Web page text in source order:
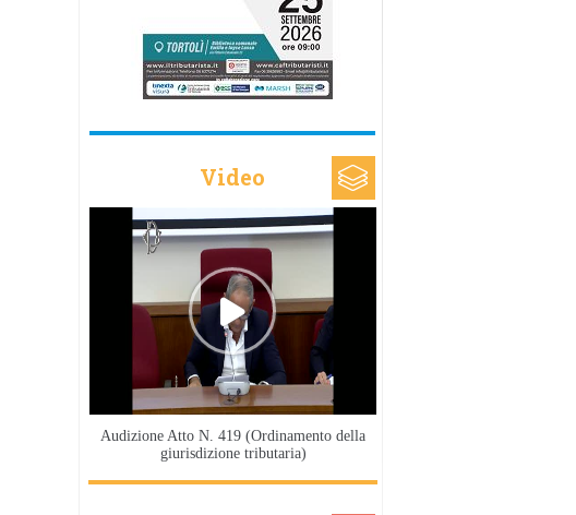
Video
Audizione Atto N. 419 (Ordinamento della
giurisdizione tributaria)